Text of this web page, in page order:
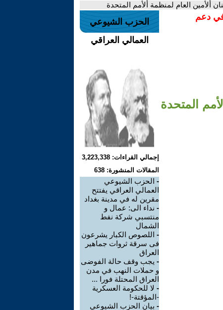
ألأمين العام لمنظمة ألأمم المتحدة
في دعم
المتحدة
الحزب الشيوعي
العمالي العراقي
إجمالي القراءات: 3,223,338
المقالات المنشورة: 638
- الحزب الشيوعي
العمالي العراقي يفتتح
مقرين له في مدينة بغداد
- نداء الى: عمال و
منتسبي شركة نفط
الشمال
- اللصوص الكبار يشرعون
فى سرقة ثروات جماهير
العراق
- يجب وقف حالة الفوضى
و حملات النهب في مدن
العراق المحتلة فورا ...
- لا للحكومة العسكرية
-المؤقتة-!
- بيان الحزب الشيوعي